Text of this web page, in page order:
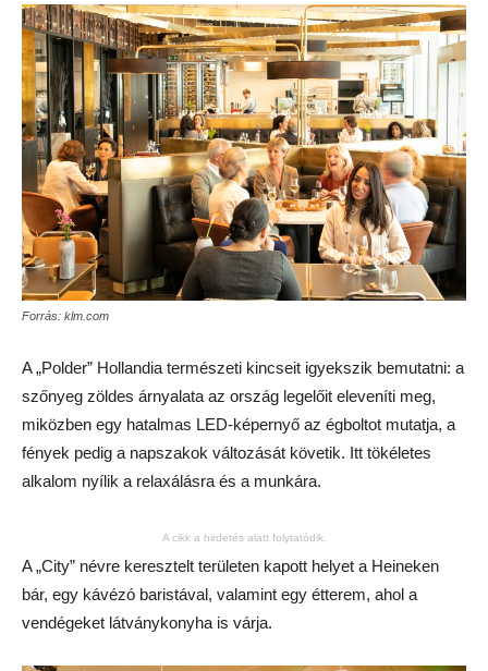
Forrás: klm.com
A „Polder” Hollandia természeti kincseit igyekszik bemutatni: a
szőnyeg zöldes árnyalata az ország legelőit eleveníti meg,
miközben egy hatalmas LED-képernyő az égboltot mutatja, a
fények pedig a napszakok változását követik. Itt tökéletes
alkalom nyílik a relaxálásra és a munkára.
A cikk a hirdetés alatt folytatódik.
A „City” névre keresztelt területen kapott helyet a Heineken
bár, egy kávézó baristával, valamint egy étterem, ahol a
vendégeket látványkonyha is várja.